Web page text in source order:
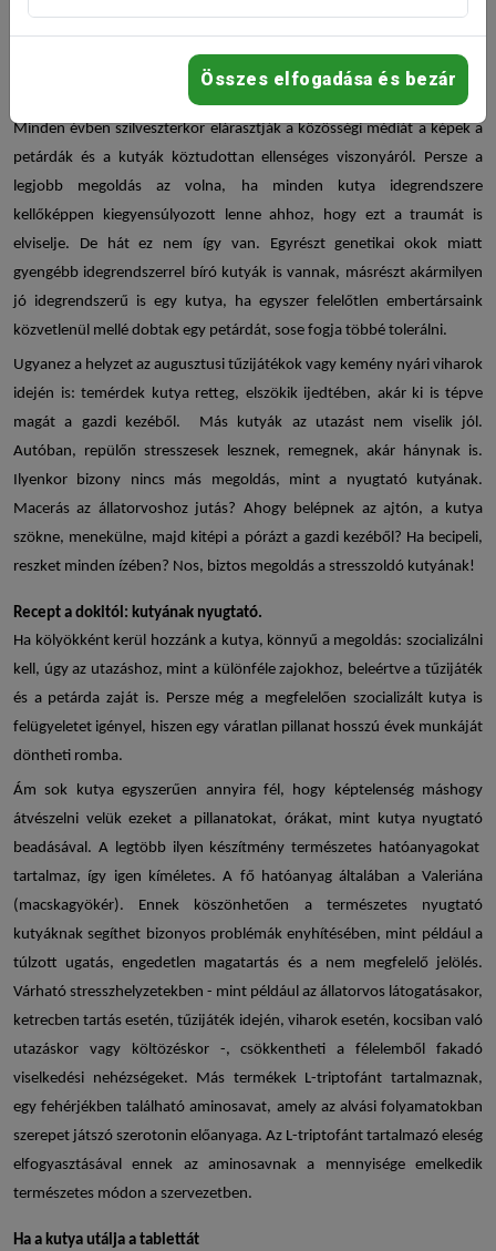
nyugtató hatású gyógyszereket. Bár a kutyáknál is előfordulhat
depresszió, azért ez jóval ritkábban fordul elő. Nekik teljesen más ok
kutya nyugtató
Minden évben szilveszterkor elárasztják a közösségi médiát a képek a
petárdák és a kutyák köztudottan ellenséges viszonyáról. Persze a
legjobb megoldás az volna, ha minden kutya idegrendszere
kellőképpen kiegyensúlyozott lenne ahhoz, hogy ezt a traumát is
elviselje. De hát ez nem így van. Egyrészt genetikai okok miatt
gyengébb idegrendszerrel bíró kutyák is vannak, másrészt akármilyen
jó idegrendszerű is egy kutya, ha egyszer felelőtlen embertársaink
közvetlenül mellé dobtak egy petárdát, sose fogja többé tolerálni.
Ugyanez a helyzet az augusztusi tűzijátékok vagy kemény nyári viharok
idején is: temérdek kutya retteg, elszökik ijedtében, akár ki is tépve
magát a gazdi kezéből. Más kutyák az utazást nem viselik jól.
Autóban, repülőn stresszesek lesznek, remegnek, akár hánynak is.
Ilyenkor bizony nincs más megoldás, mint a nyugtató kutyának.
Macerás az állatorvoshoz jutás? Ahogy belépnek az ajtón, a kutya
szökne, menekülne, majd kitépi a pórázt a gazdi kezéből? Ha becipeli,
reszket minden ízében? Nos, biztos megoldás a stresszoldó kutyának!
Recept a dokitól: kutyának nyugtató.
Ha kölyökként kerül hozzánk a kutya, könnyű a megoldás: szocializálni
kell, úgy az utazáshoz, mint a különféle zajokhoz, beleértve a tűzijáték
és a petárda zaját is. Persze még a megfelelően szocializált kutya is
felügyeletet igényel, hiszen egy váratlan pillanat hosszú évek munkáját
döntheti romba.
Ám sok kutya egyszerűen annyira fél, hogy képtelenség máshogy
átvészelni velük ezeket a pillanatokat, órákat, mint kutya nyugtató
beadásával. A legtöbb ilyen készítmény természetes hatóanyagokat
tartalmaz, így igen kíméletes. A fő hatóanyag általában a Valeriána
(macskagyökér). Ennek köszönhetően a természetes nyugtató
kutyáknak segíthet bizonyos problémák enyhítésében, mint például a
túlzott ugatás, engedetlen magatartás és a nem megfelelő jelölés.
Várható stresszhelyzetekben - mint például az állatorvos látogatásakor,
ketrecben tartás esetén, tűzijáték idején, viharok esetén, kocsiban való
utazáskor vagy költözéskor -, csökkentheti a félelemből fakadó
viselkedési nehézségeket. Más termékek L-triptofánt tartalmaznak,
egy fehérjékben található aminosavat, amely az alvási folyamatokban
szerepet játszó szerotonin előanyaga. Az L-triptofánt tartalmazó eleség
elfogyasztásával ennek az aminosavnak a mennyisége emelkedik
természetes módon a szervezetben.
Ha a kutya utálja a tablettát
Összes elfogadása és bezár